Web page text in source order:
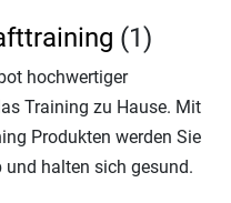
(1)
hochwertiger
Training zu Hause. Mit
Produkten werden Sie
halten sich gesund.